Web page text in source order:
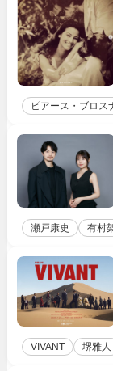
ピアース・ブロス
瀬戸康史 有村
VIVANT 堺雅人